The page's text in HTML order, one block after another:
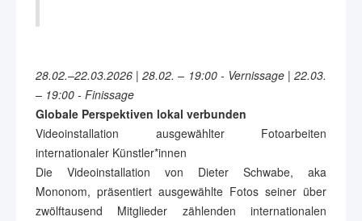
28.02.–22.03.2026 | 28.02. – 19:00 - Vernissage | 22.03.
– 19:00 - Finissage
Globale Perspektiven lokal verbunden
Videoinstallation ausgewählter Fotoarbeiten
internationaler Künstler*innen
Die Videoinstallation von Dieter Schwabe, aka
Mononom, präsentiert ausgewählte Fotos seiner über
zwölftausend Mitglieder zählenden internationalen